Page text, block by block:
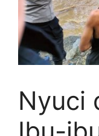
Nyuci